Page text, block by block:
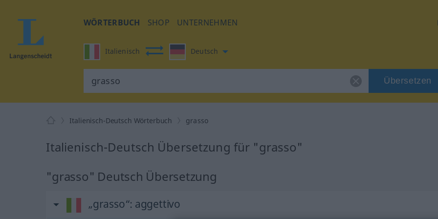
WÖRTERBUCH SHOP UNTERNEHMEN
Italienisch Deutsch
Übersetzen
Italienisch-Deutsch Wörterbuch grasso
Italienisch-Deutsch Übersetzung für "grasso"
"grasso" Deutsch Übersetzung
„grasso“: aggettivo